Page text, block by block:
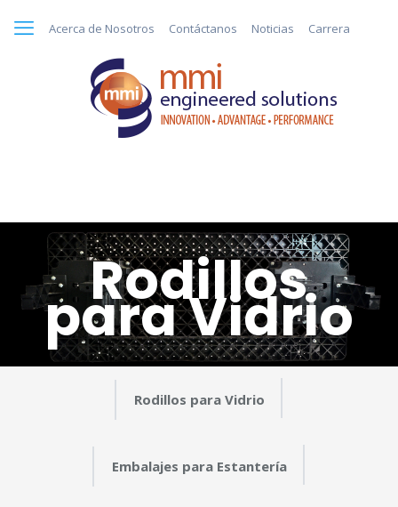
Acerca de Nosotros Contáctanos Noticias Carrera
Rodillos
para Vidrio
Rodillos para Vidrio
Embalajes para Estantería